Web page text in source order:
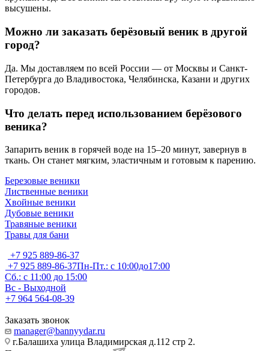
высушены.
Можно ли заказать берёзовый веник в другой
город?
Да. Мы доставляем по всей России — от Москвы и Санкт-
Петербурга до Владивостока, Челябинска, Казани и других
городов.
Что делать перед использованием берёзового
веника?
Запарить веник в горячей воде на 15–20 минут, завернув в
ткань. Он станет мягким, эластичным и готовым к парению.
Березовые веники
Лиственные веники
Хвойные веники
Дубовые веники
Травяные веники
Травы для бани
+7 925 889-86-37
+7 925 889-86-37Пн-Пт.: с 10:00до17:00
Сб.: с 11:00 до 15:00
Вс - Выходной
+7 964 564-08-39
Заказать звонок
manager@bannyydar.ru
г.Балашиха улица Владимирская д.112 стр 2.